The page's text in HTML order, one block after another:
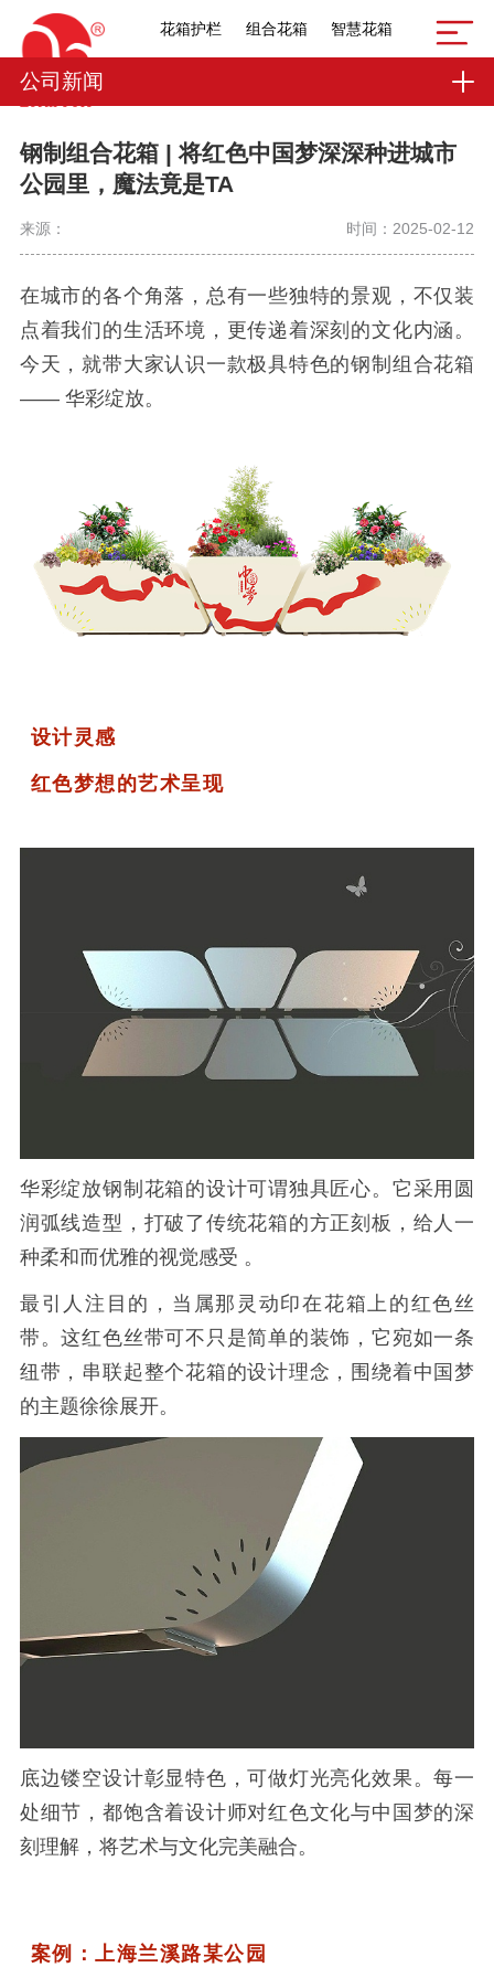
花箱护栏 组合花箱 智慧花箱
公司新闻
钢制组合花箱 | 将红色中国梦深深种进城市
公园里，魔法竟是TA
来源： 时间：2025-02-12
在城市的各个角落，总有一些独特的景观，不仅装
点着我们的生活环境，更传递着深刻的文化内涵。
今天，就带大家认识一款极具特色的钢制组合花箱
—— 华彩绽放。
设计灵感
红色梦想的艺术呈现
华彩绽放钢制花箱的设计可谓独具匠心。它采用圆
润弧线造型，打破了传统花箱的方正刻板，给人一
种柔和而优雅的视觉感受 。
最引人注目的，当属那灵动印在花箱上的红色丝
带。这红色丝带可不只是简单的装饰，它宛如一条
纽带，串联起整个花箱的设计理念，围绕着中国梦
的主题徐徐展开。
底边镂空设计彰显特色，可做灯光亮化效果。每一
处细节，都饱含着设计师对红色文化与中国梦的深
刻理解，将艺术与文化完美融合。
案例：上海兰溪路某公园